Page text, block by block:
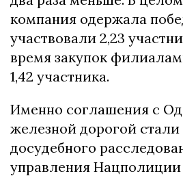
компания одержала
участвовали 2,23
время закупок
1,42 участника.
Именно соглашения с
железной дорогой стали
досудебного
управления